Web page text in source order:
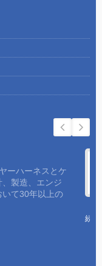
ーハーネスとケ
製造、エンジ
いて30年以上の
続